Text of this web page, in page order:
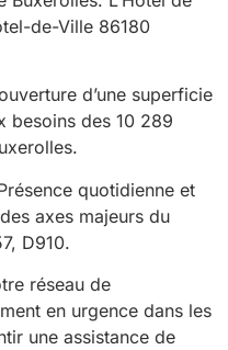
de-Ville 86180
d’une superficie
besoins des 10 289
quotidienne et
axes majeurs du
D910.
réseau de
en urgence dans les
une assistance de